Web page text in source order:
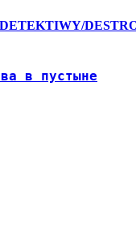
в пустыне